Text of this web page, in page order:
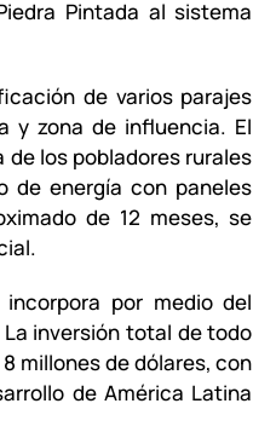
Pintada al sistema
de varios parajes
y zona de influencia. El
los pobladores rurales
de energía con paneles
de 12 meses, se
por medio del
inversión total de todo
millones de dólares, con
de América Latina